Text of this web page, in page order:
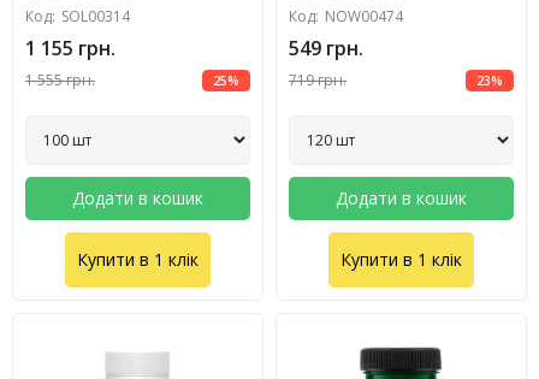
Код: SOL00314
1 155 грн.
1 555 грн. 25%
Додати в кошик
Купити в 1 клік
Код: NOW00474
549 грн.
719 грн. 23%
Додати в кошик
Купити в 1 клік